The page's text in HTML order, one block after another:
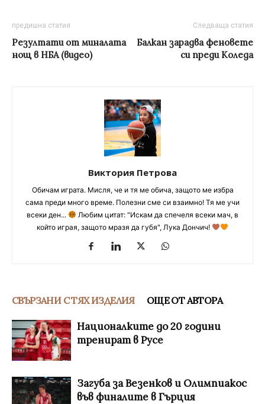
предишна статия
Резултати от миналата
нощ в НБА (видео)
Следваща статия
Балкан зарадва феновете
си преди Коледа
Виктория Петрова
Обичам играта. Мисля, че и тя ме обича, защото ме избра
сама преди много време. Полезни сме си взаимно! Тя ме учи
всеки ден...
Любим цитат: "Искам да спечеля всеки мач, в
който играя, защото мразя да губя", Лука Дончич!
СВЪРЗАНИ С ТЯХ ИЗДЕЛИЯ ОЩЕ ОТ АВТОРА
Националките до 20 години
тренират в Русе
Загуба за Везенков и Олимпиакос
във финалите в Гърция